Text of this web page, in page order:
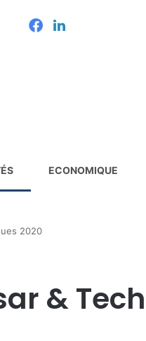
Facebook
Linkedin
ECONOMIQUE
2020
&